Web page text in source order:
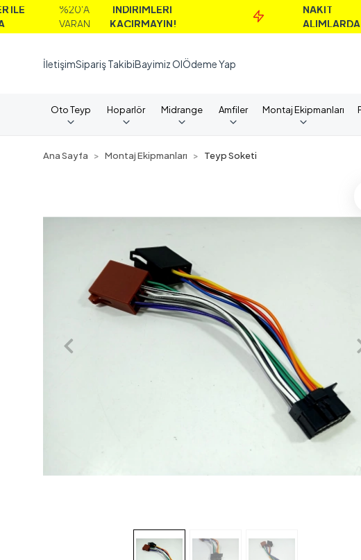
%20'A
İNDİRİMLERİ
KAÇIRMAYIN!
NAKİT
ALIMLARDA
İletişimSipariş TakibiBayimiz OlÖdeme Yap
Oto Teyp Hoparlör Midrange Amfiler Montaj Ekipmanları
Ana Sayfa Montaj Ekipmanları Teyp Soketi